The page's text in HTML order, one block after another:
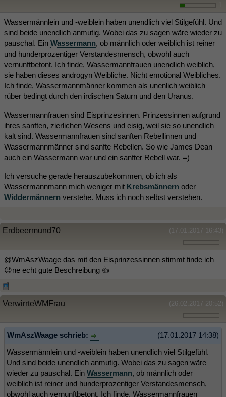
Wassermännlein und -weiblein haben unendlich viel Stilgefühl. Und
sind beide unendlich anmutig. Wobei das zu sagen wäre wieder zu
pauschal. Ein Wassermann, ob männlich oder weiblich ist reiner
und hunderprozentiger Verstandesmensch, obwohl auch
vernunftbetont. Ich finde, Wassermannfrauen unendlich weiblich,
sie haben dieses androgyn Weibliche. Nicht emotional Weibliches.
Ich finde, Wassermannmänner kommen als unenlich weiblich
rüber bedingt durch den irdischen Saturn und den Uranus.
Wassermannfrauen sind Eisprinzesinnen. Prinzessinnen aufgrund
ihres sanften, zierlichen Wesens und eisig, weil sie so unendlich
kalt sind. Wassermannfrauen sind sanften Rebellinnen und
Wassermannmänner sind sanfte Rebellen. So wie James Dean
auch ein Wassermann war und ein sanfter Rebell war. =)
Ich versuche gerade herauszubekommen, ob ich als
Wassermannmann mich weniger mit Krebsmännern oder
Widdermännern verstehe. Muss ich noch selbst verstehen.
(17.01.2017 16:43)
Erdbeermund70
@WmAszWaage das mit den Eisprinzessinnen stimmt finde ich
😉ne echt gute Beschreibung 👍
(26.02.2017 20:52)
VerwirrteWMFrau
(17.01.2017 14:38)
WmAszWaage schrieb:
Wassermännlein und -weiblein haben unendlich viel Stilgefühl.
Und sind beide unendlich anmutig. Wobei das zu sagen wäre
wieder zu pauschal. Ein Wassermann, ob männlich oder
weiblich ist reiner und hunderprozentiger Verstandesmensch,
obwohl auch vernunftbetont. Ich finde, Wassermannfrauen